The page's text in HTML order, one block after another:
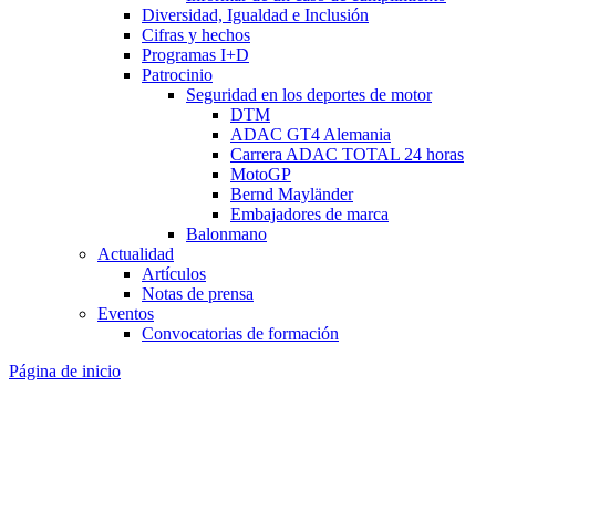
Diversidad, Igualdad e Inclusión
Cifras y hechos
Programas I+D
Patrocinio
Seguridad en los deportes de motor
DTM
ADAC GT4 Alemania
Carrera ADAC TOTAL 24 horas
MotoGP
Bernd Mayländer
Embajadores de marca
Balonmano
Actualidad
Artículos
Notas de prensa
Eventos
Convocatorias de formación
Página de inicio